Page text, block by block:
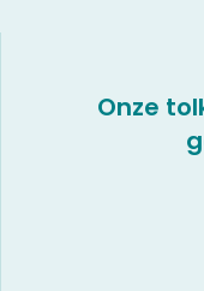
Onze